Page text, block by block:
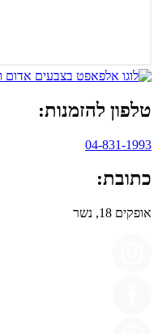
טלפון להזמנות:
04-831-1993
כתובת:
אופקים 18, נשר